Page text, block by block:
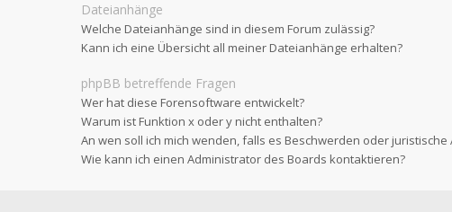
Dateianhänge
Welche Dateianhänge sind in diesem Forum zulässig?
Kann ich eine Übersicht all meiner Dateianhänge erhalten?
phpBB betreffende Fragen
Wer hat diese Forensoftware entwickelt?
Warum ist Funktion x oder y nicht enthalten?
An wen soll ich mich wenden, falls es Beschwerden oder
Wie kann ich einen Administrator des Boards kontaktieren?